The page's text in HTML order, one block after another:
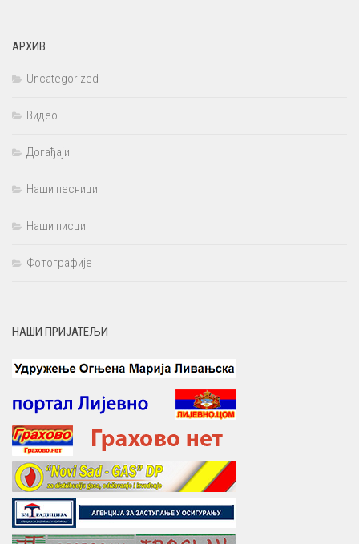
АРХИВ
Uncategorized
Видео
Догађаји
Наши песници
Наши писци
Фотографије
НАШИ ПРИЈАТЕЉИ